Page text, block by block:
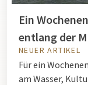
Ein
entlang der
NEUER ARTIKEL
Für ein
am Wasser,